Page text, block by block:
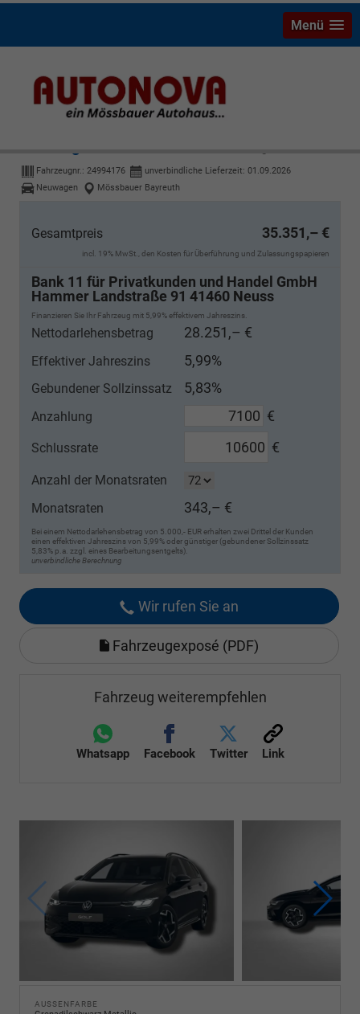
Menü
Fahrzeugnr.: 24994176 unverbindliche Lieferzeit: 01.09.2026
Neuwagen
Mössbauer Bayreuth
Gesamtpreis 35.351,– €
incl. 19% MwSt., den Kosten für Überführung und Zulassungspapieren
Bank 11 für Privatkunden und Handel GmbH
Hammer Landstraße 91 41460 Neuss
Finanzieren Sie Ihr Fahrzeug mit 5,99% effektivem Jahreszins.
Nettodarlehensbetrag 28.251,– €
Effektiver Jahreszins 5,99%
Gebundener Sollzinssatz 5,83%
Anzahlung €
Schlussrate €
Anzahl der Monatsraten
Monatsraten
343,– €
Bei einem Nettodarlehensbetrag von 5.000,- EUR erhalten zwei Drittel der Kunden
einen effektiven Jahreszins von 5,99% oder günstiger (gebundener Sollzinssatz
5,83% p.a. zzgl. eines Bearbeitungsentgelts).
unverbindliche Berechnung
Wir rufen Sie an
Fahrzeugexposé (PDF)
Fahrzeug weiterempfehlen
Whatsapp Facebook Twitter Link
AUSSENFARBE